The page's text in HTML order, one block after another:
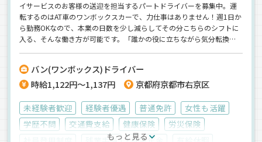
イサービスのお客様の送迎を担当するパートドライバーを募集中。運
転するのはAT車のワンボックスカーで、力仕事はありません！週1日か
ら勤務OKなので、本業の日数を少し減らしてその分こちらのシフトに
入る、そんな働き方が可能です。「誰かの役に立ちながら気分転換し
バン(ワンボックス)ドライバー
時給1,122円～1,137円
京都府京都市右京区
未経験者歓迎 経験者優遇 普通免許
女性も活躍
学歴不問
交通費支給 健康保険
労災保険
もっと見る